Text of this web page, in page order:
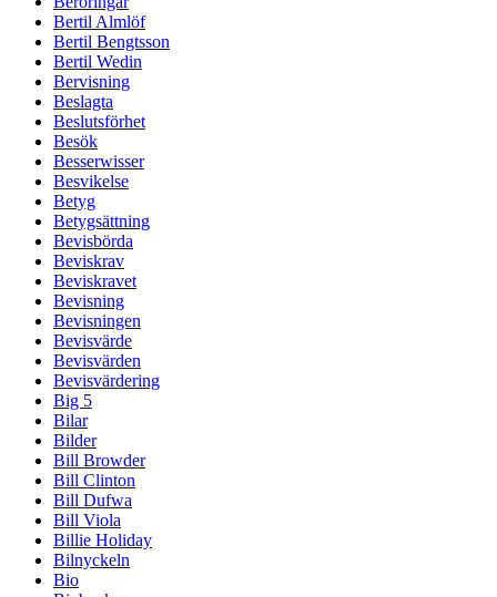
Bertil Almlöf
Bertil Bengtsson
Bertil Wedin
Bervisning
Beslagta
Beslutsförhet
Besök
Besserwisser
Besvikelse
Betyg
Betygsättning
Bevisbörda
Beviskrav
Beviskravet
Bevisning
Bevisningen
Bevisvärde
Bevisvärden
Bevisvärdering
Big 5
Bilar
Bilder
Bill Browder
Bill Clinton
Bill Dufwa
Bill Viola
Billie Holiday
Bilnyckeln
Bio